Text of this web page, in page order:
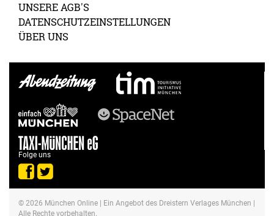
UNSERE AGB'S
DATENSCHUTZEINSTELLUNGEN
ÜBER UNS
Folge uns
© 2026 München Online | Ein Angebot des Dreistern Verlages München |
Alle Rechte vorbehalten.